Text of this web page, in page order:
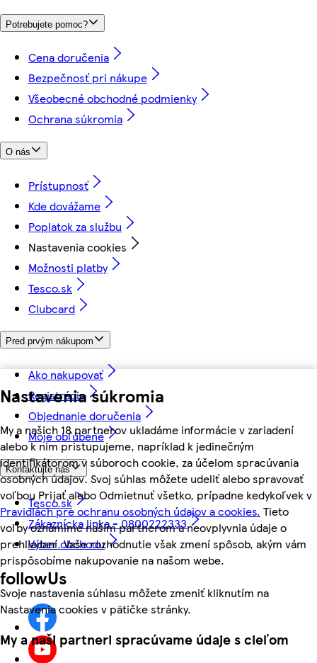
Nastavenia súkromia
My a našich 18 partnerov ukladáme informácie v zariadení
alebo k nim pristupujeme, napríklad k jedinečným
identifikátorom v súboroch cookie, za účelom spracúvania
osobných údajov. Svoj súhlas môžete udeliť alebo spravovať
voľbou Prijať alebo Odmietnuť všetko, prípadne kedykoľvek v
Pravidlách pre ochranu osobných údajov a cookies. Tieto
voľby oznámime našim partnerom a neovplyvnia údaje o
prehliadaní. Vaše rozhodnutie však zmení spôsob, akým vám
prispôsobíme nakupovanie na našom webe.
Svoje nastavenia súhlasu môžete zmeniť kliknutím na
Nastavenia cookies v pätičke stránky.
My a naši partneri spracúvame údaje s cieľom
Potrebujete pomoc?
Cena doručenia
Bezpečnosť pri nákupe
Všeobecné obchodné podmienky
Ochrana súkromia
O nás
Prístupnosť
Kde dovážame
Poplatok za službu
Nastavenia cookies
Možnosti platby
Tesco.sk
Clubcard
Pred prvým nákupom
Ako nakupovať
Registrácia
Objednanie doručenia
Moje obľúbené
Kontaktujte nás
Tesco.sk
Zákaznícka linka - 0800222333
Výber obchodu
followUs